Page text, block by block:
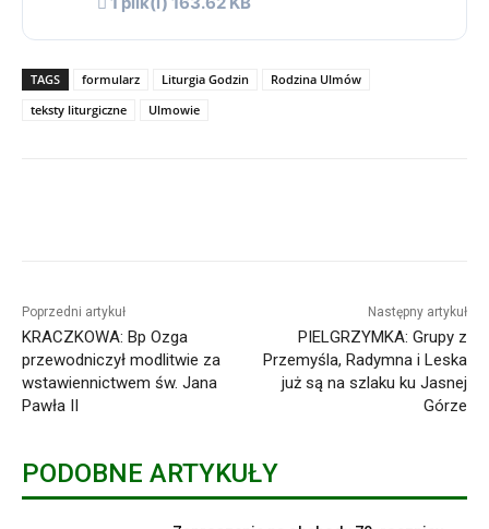
TAGS formularz Liturgia Godzin
Rodzina Ulmów
teksty liturgiczne
Ulmowie
Poprzedni artykuł
KRACZKOWA: Bp Ozga
przewodniczył modlitwie za
wstawiennictwem św. Jana
Pawła II
Następny artykuł
PIELGRZYMKA: Grupy z
Przemyśla, Radymna i Leska
już są na szlaku ku Jasnej
Górze
PODOBNE ARTYKUŁY